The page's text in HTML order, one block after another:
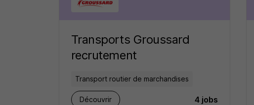
Transports Groussard
recrutement
Transport routier de marchandises
Découvrir 4 jobs